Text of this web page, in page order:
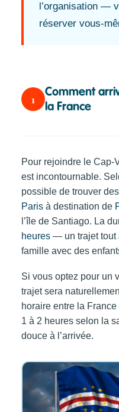
l’organisation —
réserver vous-
1
Comment
la France
Pour rejoindre le Cap-
est incontournable.
possible de trouver des
Paris à destination de
l’île de Santiago. La
heures — un trajet tout
famille avec des
Si vous optez pour un
trajet sera
horaire entre la
1 à 2 heures selon la
douce à l’arrivée.